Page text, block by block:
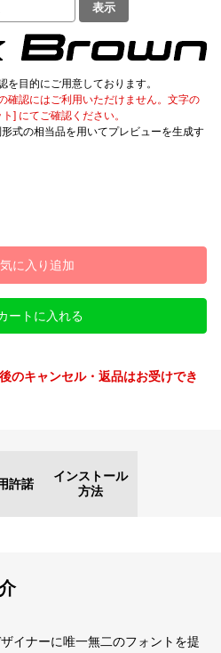
表示
目的にご用意しております。
確認にはご利用いただけません。文字の
] にてご確認ください。
式の相当品を用いてプレビューを生成す
に入り追加
ートに入れる
のキャンセル・返品はお受けでき
許諾
インストール
方法
イナーに唯一無二のフォントを提